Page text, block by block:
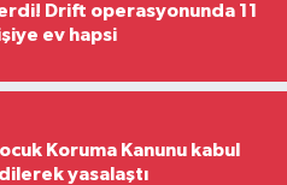
Drift operasyonunda 11
ev hapsi
Koruma Kanunu kabul
yasalaştı